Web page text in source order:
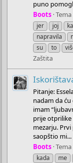
puno
Boots Tema
jer
joj
napravila
su
to
Zaštita
Pitanje:
nadam da
imam
prije otprilike
mezarju.
saopštio mi...
Boots Tema
kada
me